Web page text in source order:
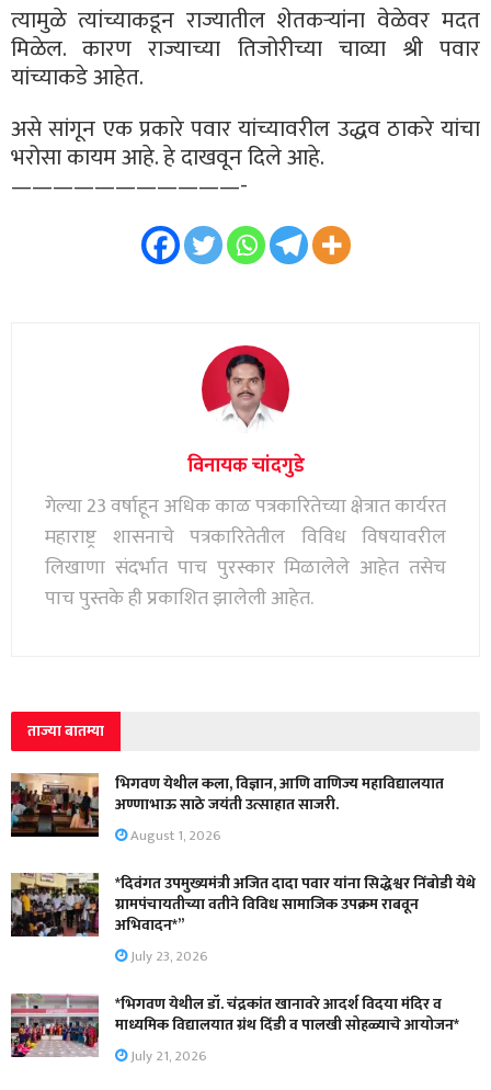
त्यामुळे त्यांच्याकडून राज्यातील शेतकऱ्यांना वेळेवर मदत
मिळेल. कारण राज्याच्या तिजोरीच्या चाव्या श्री पवार
यांच्याकडे आहेत.
असे सांगून एक प्रकारे पवार यांच्यावरील उद्धव ठाकरे यांचा
भरोसा कायम आहे. हे दाखवून दिले आहे.
———————————-
विनायक चांदगुडे
गेल्या 23 वर्षाहून अधिक काळ पत्रकारितेच्या क्षेत्रात कार्यरत
महाराष्ट्र शासनाचे पत्रकारितेतील विविध विषयावरील
लिखाणा संदर्भात पाच पुरस्कार मिळालेले आहेत तसेच
पाच पुस्तके ही प्रकाशित झालेली आहेत.
ताज्या बातम्या
भिगवण येथील कला, विज्ञान, आणि वाणिज्य महाविद्यालयात
अण्णाभाऊ साठे जयंती उत्साहात साजरी.
August 1, 2026
*दिवंगत उपमुख्यमंत्री अजित दादा पवार यांना सिद्धेश्वर निंबोडी येथे
ग्रामपंचायतीच्या वतीने विविध सामाजिक उपक्रम राबवून
अभिवादन*”
July 23, 2026
*भिगवण येथील डॉ. चंद्रकांत खानावरे आदर्श विदया मंदिर व
माध्यमिक विद्यालयात ग्रंथ दिंडी व पालखी सोहळ्याचे आयोजन*
July 21, 2026